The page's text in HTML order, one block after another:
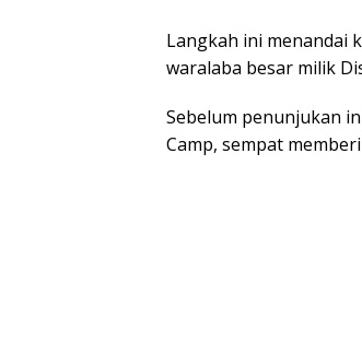
Langkah ini menandai
waralaba besar milik
Sebelum penunjukan
Camp, sempat